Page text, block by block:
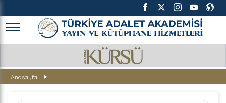
TÜRKİYE ADALET
Anasayfa